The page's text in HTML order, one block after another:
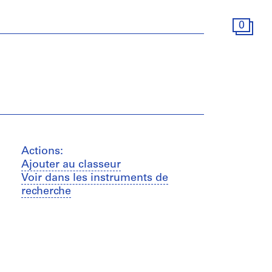
0
Actions:
Ajouter au classeur
Voir dans les instruments de
recherche